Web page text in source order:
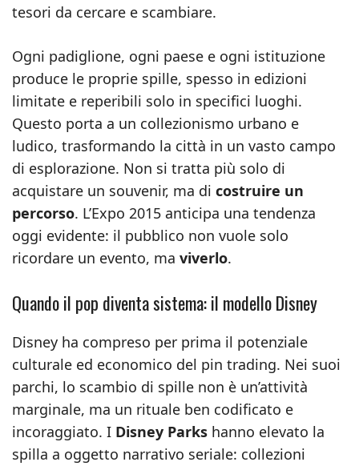
tesori da cercare e scambiare.
Ogni padiglione, ogni paese e ogni istituzione
produce le proprie spille, spesso in edizioni
limitate e reperibili solo in specifici luoghi.
Questo porta a un collezionismo urbano e
ludico, trasformando la città in un vasto campo
di esplorazione. Non si tratta più solo di
acquistare un souvenir, ma di costruire un
percorso. L’Expo 2015 anticipa una tendenza
oggi evidente: il pubblico non vuole solo
ricordare un evento, ma viverlo.
Quando il pop diventa sistema: il modello Disney
Disney ha compreso per prima il potenziale
culturale ed economico del pin trading. Nei suoi
parchi, lo scambio di spille non è un’attività
marginale, ma un rituale ben codificato e
incoraggiato. I Disney Parks hanno elevato la
spilla a oggetto narrativo seriale: collezioni